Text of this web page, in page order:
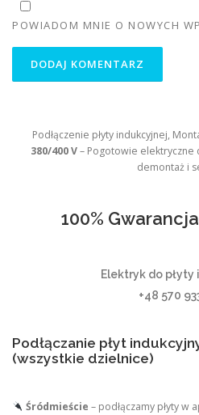
POWIADOM MNIE O NOWYCH
Podłączenie płyty indukcyjnej,
380/400 V– Pogotowie elektryczne
demontaż i
100%
Elektryk do płyty
+48 570
Podłączanie płyt
(wszystkie dzielnice)
Śródmieście – podłączamy płyty w